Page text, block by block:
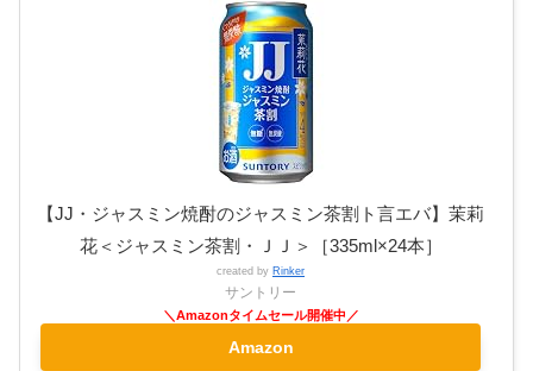
【JJ・ジャスミン焼酎のジャスミン茶割ト言エバ】茉莉
花＜ジャスミン茶割・ＪＪ＞［335ml×24本］
created by Rinker
サントリー
Amazon